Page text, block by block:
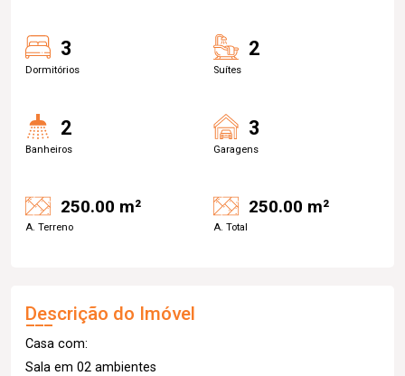
3
Dormitórios
2
Suítes
2
Banheiros
3
Garagens
250.00 m²
A. Terreno
250.00 m²
A. Total
Descrição do Imóvel
Casa com:
Sala em 02 ambientes